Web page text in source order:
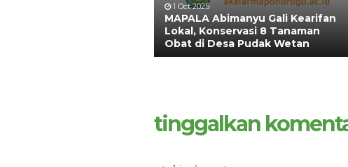
1 Oct 2025
MAPALA Abimanyu Gali Kearifan
Lokal, Konservasi 8 Tanaman
Obat di Desa Pudak Wetan
tinggalkan